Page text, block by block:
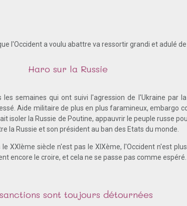
l'Occident a voulu abattre va ressortir grandi et adulé de
Haro sur la Russie
les semaines qui ont suivi l'agression de l'Ukraine par
Aide militaire de plus en plus faramineux, embargo
isoler la Russie de Poutine, appauvrir le peuple russe
la Russie et son président au ban des Etats du monde.
le XXIème siècle n'est pas le XIXème, l'Occident n'est
encore le croire, et cela ne se passe pas comme espéré.
sont toujours détournées